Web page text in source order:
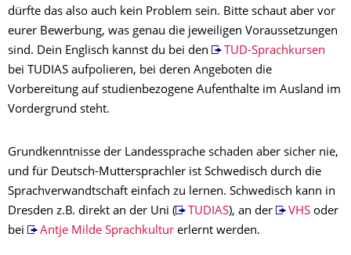
dürfte das also auch kein Problem sein. Bitte schaut aber vor
eurer Bewerbung, was genau die jeweiligen Voraussetzungen
sind. Dein Englisch kannst du bei den
TUD-Sprachkursen
bei TUDIAS aufpolieren, bei deren Angeboten die
Vorbereitung auf studienbezogene Aufenthalte im Ausland im
Vordergrund steht.
Grundkenntnisse der Landessprache schaden aber sicher nie,
und für Deutsch-Muttersprachler ist Schwedisch durch die
Sprachverwandtschaft einfach zu lernen. Schwedisch kann in
Dresden z.B. direkt an der Uni (
TUDIAS), an der VHSoder
bei
Antje Milde Sprachkulturerlernt werden.